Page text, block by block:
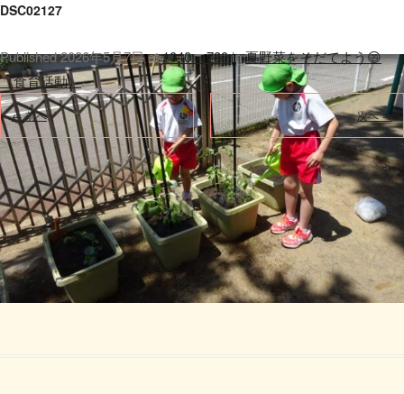
DSC02127
Published2026年5月7日at1040 × 780in夏野菜をそだてよう😄
（食育活動）.
← 前へ 次へ →